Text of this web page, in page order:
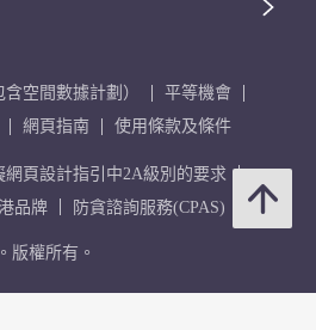
空間數據計劃）
平等機會
網頁指南 使用條款及條件
頁設計指引中2A級別的要求
品牌 防貪諮詢服務(CPAS)
版權所有。